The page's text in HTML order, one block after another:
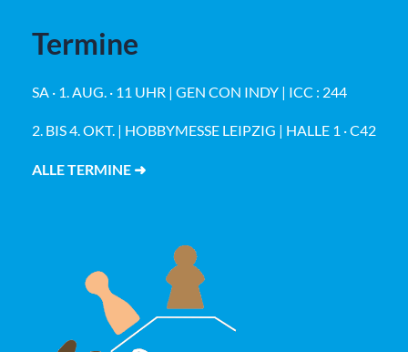
Termine
SA · 1. AUG. · 11 UHR | GEN CON INDY | ICC : 244
2. BIS 4. OKT. | HOBBYMESSE LEIPZIG | HALLE 1 · C42
ALLE TERMINE ➜